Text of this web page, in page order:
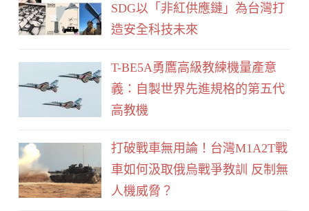
SDG以「非紅供應鏈」為台灣打
造安全科技未來
T-BE5A勇鷹高級教練機量產意
義：自製世界先進規格的第五代
高教機
打破戰車無用論！台灣M1A2T戰
車如何汲取俄烏戰爭教訓 反制無
人機威脅？